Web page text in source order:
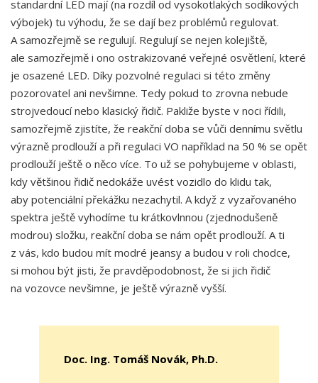
standardní LED mají (na rozdíl od vysokotlakých sodíkových
výbojek) tu výhodu, že se dají bez problémů regulovat.
A samozřejmě se regulují. Regulují se nejen kolejiště,
ale samozřejmě i ono ostrakizované veřejné osvětlení, které
je osazené LED. Díky pozvolné regulaci si této změny
pozorovatel ani nevšimne. Tedy pokud to zrovna nebude
strojvedoucí nebo klasický řidič. Pakliže byste v noci řídili,
samozřejmě zjistíte, že reakční doba se vůči dennímu světlu
výrazně prodlouží a při regulaci VO například na 50 % se opět
prodlouží ještě o něco více. To už se pohybujeme v oblasti,
kdy většinou řidič nedokáže uvést vozidlo do klidu tak,
aby potenciální překážku nezachytil. A když z vyzařovaného
spektra ještě vyhodíme tu krátkovlnnou (zjednodušeně
modrou) složku, reakční doba se nám opět prodlouží. A ti
z vás, kdo budou mít modré jeansy a budou v roli chodce,
si mohou být jisti, že pravděpodobnost, že si jich řidič
na vozovce nevšimne, je ještě výrazně vyšší.
Doc. Ing. Tomáš Novák, Ph.D.